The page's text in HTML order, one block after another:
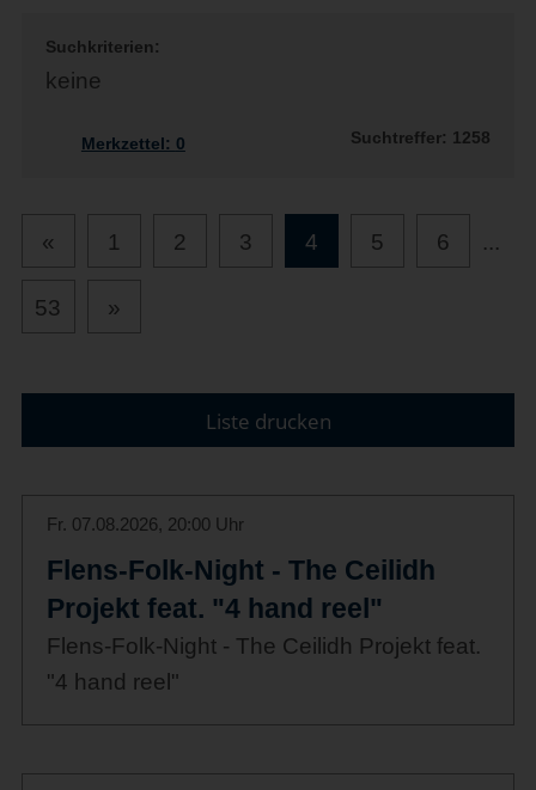
Suchkriterien:
keine
Merkzettel: 0 Suchtreffer: 1258
« 1 2 3 4 5 6 ...
53 »
Liste drucken
Fr. 07.08.2026, 20:00 Uhr
Flens-Folk-Night - The Ceilidh
Projekt feat. "4 hand reel"
Flens-Folk-Night - The Ceilidh Projekt feat.
"4 hand reel"